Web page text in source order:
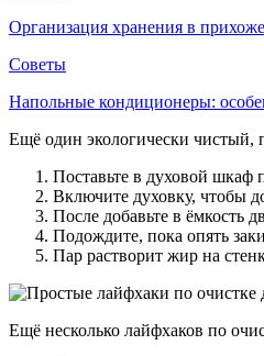
Организация хранения в
Советы
Напольные кондиционеры:
Ещё один экологически чистый,
Поставьте в духовой
Включите духовку, чтобы
После добавьте в ёмкость
Подождите, пока опять
Пар растворит жир на
Ещё несколько лайфхаков по